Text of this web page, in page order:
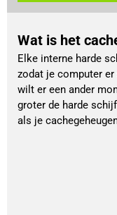
Wat is het
Elke interne harde
zodat je computer
wilt er een ander
groter de harde
als je